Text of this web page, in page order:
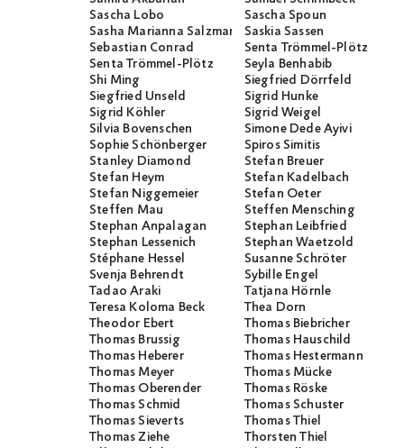
Sascha Lobo
Sascha Spoun
Sasha Marianna Salzmann Saskia Sassen
Sebastian Conrad
Senta Trömmel-Plötz
Senta Trömmel-Plötz
Seyla Benhabib
Shi Ming
Siegfried Dörrfeld
Siegfried Unseld
Sigrid Hunke
Sigrid Köhler
Sigrid Weigel
Silvia Bovenschen
Simone Dede Ayivi
Sophie Schönberger
Spiros Simitis
Stanley Diamond
Stefan Breuer
Stefan Heym
Stefan Kadelbach
Stefan Niggemeier
Stefan Oeter
Steffen Mau
Steffen Mensching
Stephan Anpalagan
Stephan Leibfried
Stephan Lessenich
Stephan Waetzold
Stéphane Hessel
Susanne Schröter
Svenja Behrendt
Sybille Engel
Tadao Araki
Tatjana Hörnle
Teresa Koloma Beck
Thea Dorn
Theodor Ebert
Thomas Biebricher
Thomas Brussig
Thomas Hauschild
Thomas Heberer
Thomas Hestermann
Thomas Meyer
Thomas Mücke
Thomas Oberender
Thomas Röske
Thomas Schmid
Thomas Schuster
Thomas Sieverts
Thomas Thiel
Thomas Ziehe
Thorsten Thiel